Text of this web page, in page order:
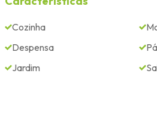
Cozinha
Despensa
Jardim